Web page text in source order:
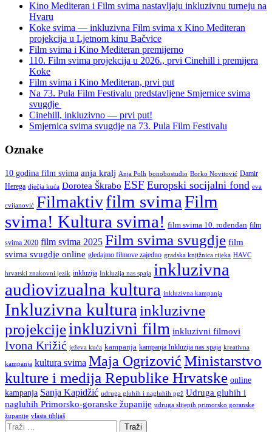
BUFF-
Malmöu”
Kino Mediteran i Film svima nastavljaju inkluzivnu turneju na
Hvaru
Koke svima — inkluzivna Film svima x Kino Mediteran
projekcija u Ljetnom kinu Bačvice
Film svima i Kino Mediteran premijerno
110. Film svima projekcija u 2026., prvi Cinehill i premijera
Koke
Film svima i Kino Mediteran, prvi put
Na 73. Pula Film Festivalu predstavljene Smjernice svima
svugdje
Cinehill, inkluzivno — prvi put!
Smjernica svima svugdje na 73. Pula Film Festivalu
Oznake
10 godina film svima anja kralj Anja Polh bonobostudio Borko Novitović Damir
Herega dječja kuća Dorotea Škrabo ESF Europski socijalni fond eva
cvijanović Filmaktivfilm svimaFilm
svima! Kultura svima! film svima 10. rođendan film
svima 2020 film svima 2025 Film svima svugdje film
svima svugdje online gledajmo filmove zajedno gradska knjižnica rijeka HAVC
hrvatski znakovni jezik inkluzija Inkluzija nas spaja inkluzivna
audiovizualna kultura inkluzivna kampanja
Inkluzivna kulturainkluzivne
projekcijeinkluzivni film inkluzivni filmovi
Ivona Križić ježeva kuća kampanja kampanja Inkluzija nas spaja kreativna
kampanja kultura svima Maja OgrizovićMinistarstvo
kulture i medija Republike Hrvatske online
kampanja Sanja Kapidžić udruga gluhih i nagluhih pgž Udruga gluhih i
nagluhih Primorsko-goranske županije udruga slijepih primorsko goranske
županije vlasta tibljaš